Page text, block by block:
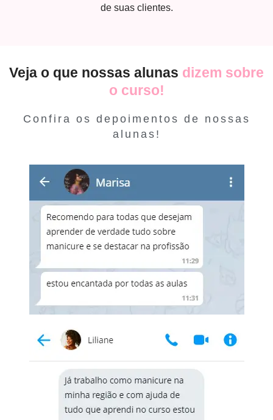
de suas clientes.
Veja o que nossas alunas dizem sobre
o curso!
Confira os depoimentos de nossas
alunas!